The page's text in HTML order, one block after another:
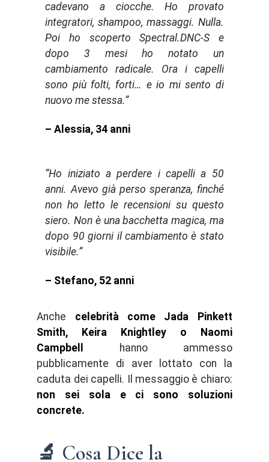
cadevano a ciocche. Ho provato
integratori, shampoo, massaggi. Nulla.
Poi ho scoperto Spectral.DNC-S e
dopo 3 mesi ho notato un
cambiamento radicale. Ora i capelli
sono più folti, forti… e io mi sento di
nuovo me stessa.”
– Alessia, 34 anni
“Ho iniziato a perdere i capelli a 50
anni. Avevo già perso speranza, finché
non ho letto le recensioni su questo
siero. Non è una bacchetta magica, ma
dopo 90 giorni il cambiamento è stato
visibile.”
– Stefano, 52 anni
Anche celebrità come Jada Pinkett
Smith, Keira Knightley o Naomi
Campbell
hanno ammesso
pubblicamente di aver lottato con la
caduta dei capelli. Il messaggio è chiaro:
non sei sola e ci sono soluzioni
concrete.
🔬 Cosa Dice la